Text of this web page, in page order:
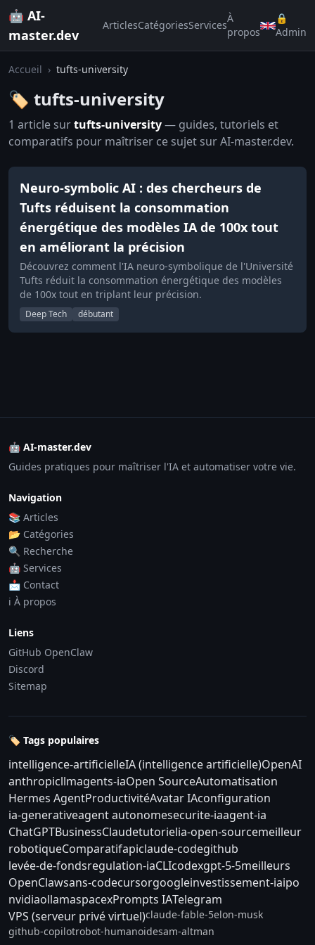
🤖 AI-
master.dev
ArticlesCatégoriesServices
À
propos
🔒
Admin
Accueil › tufts-university
🏷️ tufts-university
1 article surtufts-university— guides, tutoriels et
comparatifs pour maîtriser ce sujet sur AI-master.dev.
Neuro-symbolic AI : des chercheurs de
Tufts réduisent la consommation
énergétique des modèles IA de 100x tout
en améliorant la précision
Découvrez comment l'IA neuro-symbolique de l'Université
Tufts réduit la consommation énergétique des modèles
de 100x tout en triplant leur précision.
Deep Tech débutant
🤖 AI-master.dev
Guides pratiques pour maîtriser l'IA et automatiser votre vie.
Navigation
📚 Articles
📂 Catégories
🔍 Recherche
🤖 Services
📩 Contact
ℹ️ À propos
Liens
GitHub OpenClaw
Discord
Sitemap
🏷️ Tags populaires
intelligence-artificielleIA (intelligence artificielle)OpenAI
anthropicllmagents-iaOpen SourceAutomatisation
Hermes AgentProductivitéAvatar IAconfiguration
ia-generativeagent autonomesecurite-iaagent-ia
ChatGPTBusinessClaudetutorielia-open-sourcemeilleur
robotiqueComparatifapiclaude-codegithub
levée-de-fondsregulation-iaCLIcodexgpt-5-5meilleurs
OpenClawsans-codecursorgoogleinvestissement-iaipo
nvidiaollamaspacexPrompts IATelegram
VPS (serveur privé virtuel)claude-fable-5elon-musk
github-copilotrobot-humanoidesam-altman